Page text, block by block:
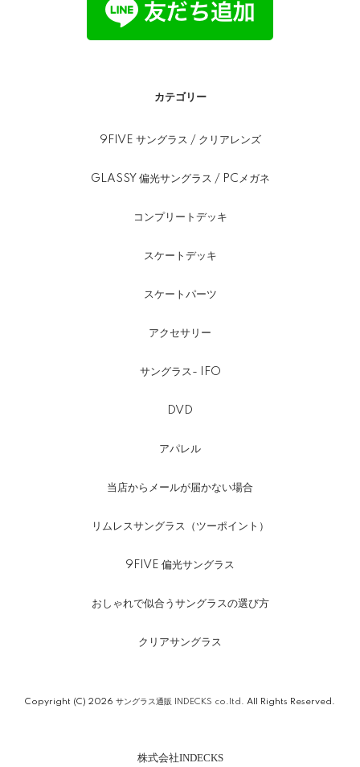
カテゴリー
9FIVE サングラス / クリアレンズ
GLASSY 偏光サングラス / PCメガネ
コンプリートデッキ
スケートデッキ
スケートパーツ
アクセサリー
サングラス- IFO
DVD
アパレル
当店からメールが届かない場合
リムレスサングラス（ツーポイント）
9FIVE 偏光サングラス
おしゃれで似合うサングラスの選び方
クリアサングラス
株式会社INDECKS
Copyright (C) 2026 サングラス通販 INDECKS co.ltd. All Rights Reserved.